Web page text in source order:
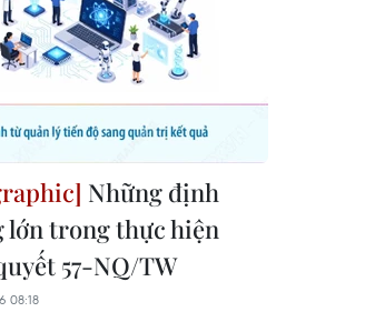
Những định
lớn trong thực hiện
57-NQ/TW
08:18